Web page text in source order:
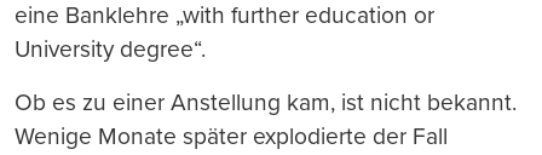
eine Banklehre „with further education or
University degree“.
Ob es zu einer Anstellung kam, ist nicht bekannt.
Wenige Monate später explodierte der Fall